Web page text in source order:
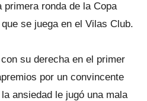
ronda de la Copa
se juega en el Vilas Club.
su derecha en el primer
por un convincente
ansiedad le jugó una mala